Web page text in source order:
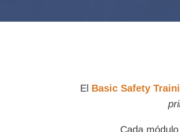
El Basic Safety
p
Cada